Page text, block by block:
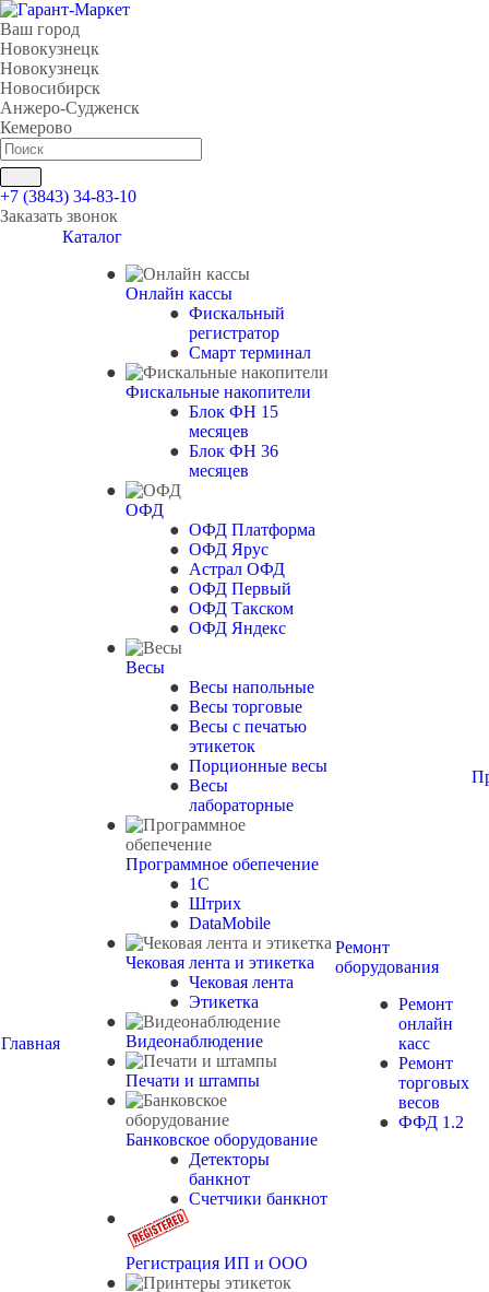
Ваш город
Новокузнецк
Новокузнецк
Новосибирск
Анжеро-Судженск
Кемерово
+7 (3843) 34-83-10
Заказать звонок
Главная
Каталог
Онлайн кассы
Фискальный
регистратор
Смарт терминал
Фискальные накопители
Блок ФН 15
месяцев
Блок ФН 36
месяцев
ОФД
ОФД Платформа
ОФД Ярус
Астрал ОФД
ОФД Первый
ОФД Такском
ОФД Яндекс
Весы
Весы напольные
Весы торговые
Весы с печатью
этикеток
Порционные весы
Весы
лабораторные
Программное обепечение
1С
Штрих
DataMobile
Чековая лента и этикетка
Чековая лента
Этикетка
Видеонаблюдение
Печати и штампы
Банковское оборудование
Детекторы
банкнот
Счетчики банкнот
Регистрация ИП и ООО
Ремонт
оборудования
Ремонт
онлайн
касс
Ремонт
торговых
весов
ФФД 1.2